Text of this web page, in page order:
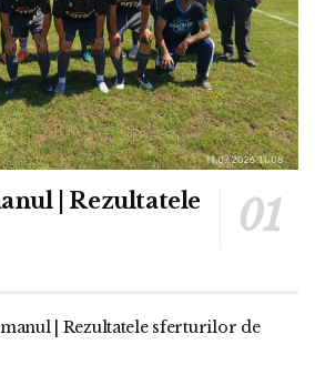
| Rezultatele
| Rezultatele sferturilor de